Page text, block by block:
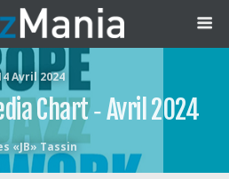
Avril 2024
Chart ‐ Avril 2024
«JB» Tassin